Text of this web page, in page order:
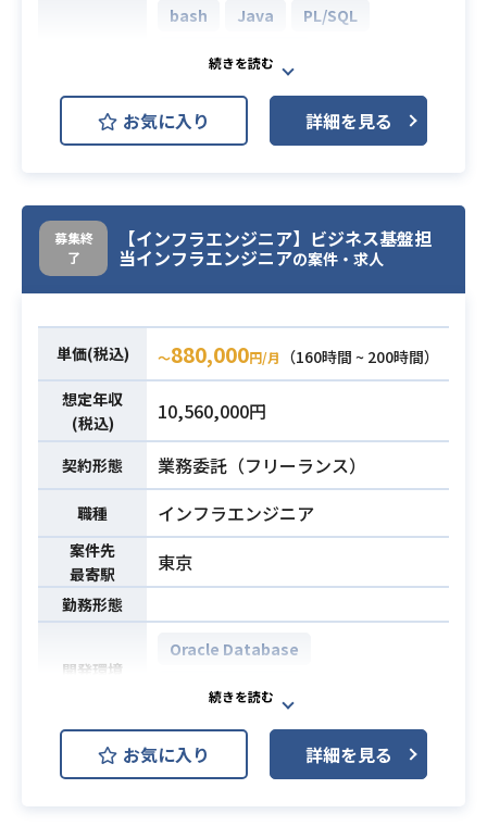
ト化
・Microsoft PowerPointを利用した
資料作成ができること
・基礎的なWebサービス開発への知
・相手に合わせて正しくコミュニケ
ーションできる
→IT/非ITの担当者によって、専
門用語を使う使わないなど、話す方
法を変えられる。
開発環境
bash Java
PL/SQL
Oracle Database
Apache HTTP Server
Apache Tomcat
Ansible
業務内容
いるBtoCサービスのインフラチーム
いただける方を募集いたします。
・サーバの各種運用作業、シェルス
クリプトによる監視、運用ツールの
開発、運用、
ミドルウェア(Apache, Tomcat)の設
計、構築、運用といった作業をご担
当いただきます。
・3年以上のインフラ設計・構築・運
用経験
・本番システムの監視・障害対応経
験
・HTTPやSMTPといったTCPプロト
・Unix系で構成されたシステムの3年
以上の業務経験(設計、構築、運用な
ど)
・Webサービスを構成するミドルウ
お気に入り 詳細を見る
募集終
了
【インフラエンジニア】ビジネス基盤担
当インフラエンジニアの案件・求人
単価(税込) 〜880,000円/月
（160時間 ~ 200時間）
想定年収
(税込)
10,560,000円
契約形態 業務委託（フリーランス）
職種 インフラエンジニア
案件先
最寄駅
東京
勤務形態
開発環境
Oracle Database
Apache Tomcat
グループの各事業会社サービスのイ
ンフラ担当として、
お気に入り 詳細を見る